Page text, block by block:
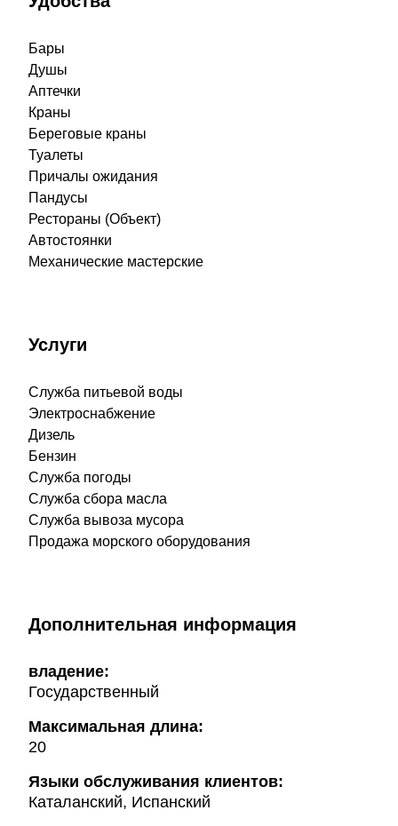
Бары
Душы
Аптечки
Краны
Береговые краны
Туалеты
Причалы ожидания
Пандусы
Рестораны (Объект)
Автостоянки
Механические мастерские
Услуги
Служба питьевой воды
Электроснабжение
Дизель
Бензин
Служба погоды
Служба сбора масла
Служба вывоза мусора
Продажа морского оборудования
Дополнительная информация
владение:
Государственный
Максимальная длина:
20
Языки обслуживания клиентов:
Каталанский, Испанский